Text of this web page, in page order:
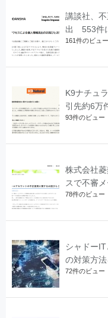
講談社、
出 553件
161件のビュー
K9ナチュ
引先約6万
93件のビュー
株式会社
スで不審
78件のビュー
シャドー
の対策方
72件のビュー